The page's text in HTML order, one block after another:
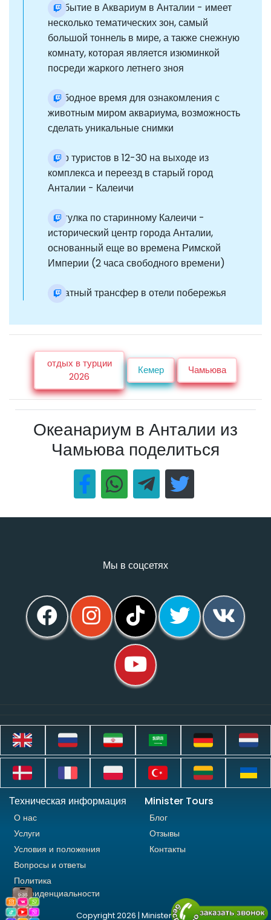
прибытие в Аквариум в Анталии - имеет
несколько тематических зон, самый
большой тоннель в мире, а также снежную
комнату, которая является изюминкой
посреди жаркого летнего зноя
свободное время для ознакомления с
животным миром аквариума, возможность
сделать уникальные снимки
сбор туристов в 12-30 на выходе из
комплекса и переезд в старый город
Анталии - Калеичи
прогулка по старинному Калеичи -
исторический центр города Анталии,
основанный еще во времена Римской
Империи (2 часа свободного времени)
обратный трансфер в отели побережья
отдых в турции
2026
Кемер Чамьюва
Океанариум в Анталии из
Чамьюва поделиться
Мы в соцсетях
Техническая информация
О нас
Услуги
Условия и положения
Вопросы и ответы
Политика
конфиденциальности
Minister Tours
Блог
Отзывы
Контакты
Copyright 2026 | Minister Tours